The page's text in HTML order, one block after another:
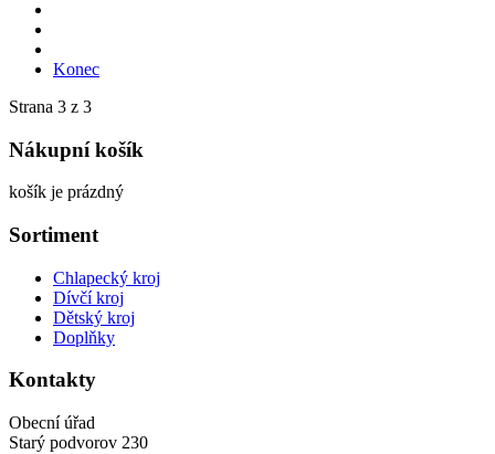
Konec
Strana 3 z 3
Nákupní košík
košík je prázdný
Sortiment
Chlapecký kroj
Dívčí kroj
Dětský kroj
Doplňky
Kontakty
Obecní úřad
Starý podvorov 230